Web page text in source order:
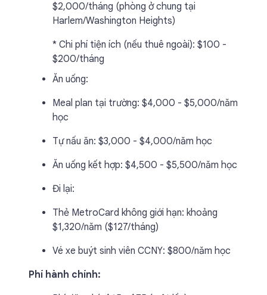
$2,000/tháng (phòng ở chung tại
Harlem/Washington Heights)
* Chi phí tiện ích (nếu thuê ngoài): $100 -
$200/tháng
Ăn uống:
Meal plan tại trường: $4,000 - $5,000/năm
học
Tự nấu ăn: $3,000 - $4,000/năm học
Ăn uống kết hợp: $4,500 - $5,500/năm học
Đi lại:
Thẻ MetroCard không giới hạn: khoảng
$1,320/năm ($127/tháng)
Vé xe buýt sinh viên CCNY: $800/năm học
Phí hành chính: